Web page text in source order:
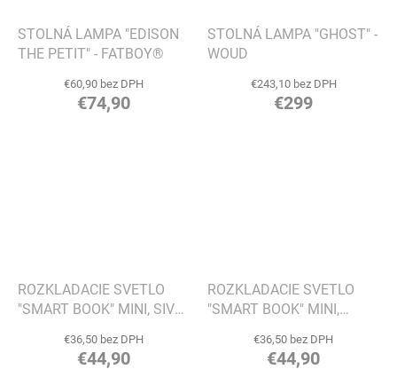
STOLNÁ LAMPA "EDISON
THE PETIT" - FATBOY®
€60,90 bez DPH
€74,90
STOLNÁ LAMPA "GHOST" -
WOUD
€243,10 bez DPH
€299
ROZKLADACIE SVETLO
"SMART BOOK" MINI, SIVÁ
€36,50 bez DPH
€44,90
ROZKLADACIE SVETLO
"SMART BOOK" MINI,
€36,50 bez DPH
€44,90